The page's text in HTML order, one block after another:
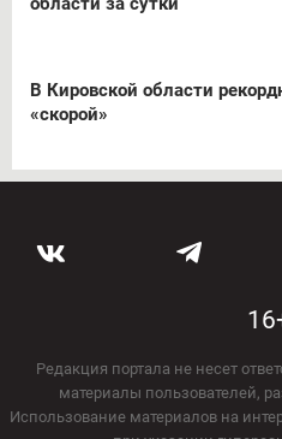
В Кировской области
«скорой»
Редакция портала не несет
материалы пользователей,
Использование материалов на